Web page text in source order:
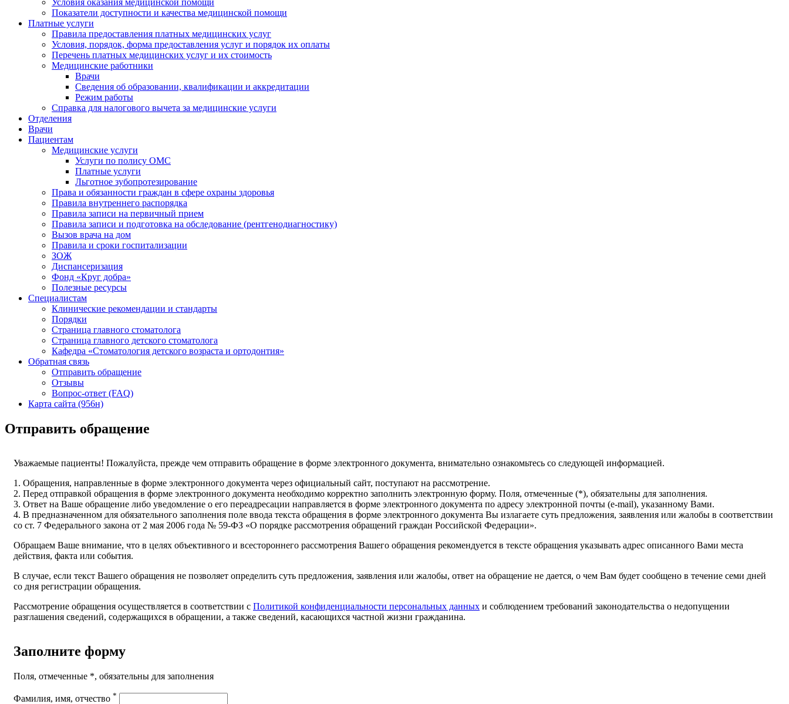
Условия оказания медицинской помощи
Показатели доступности и качества медицинской помощи
Платные услуги
Правила предоставления платных медицинских услуг
Условия, порядок, форма предоставления услуг и порядок их оплаты
Перечень платных медицинских услуг и их стоимость
Медицинские работники
Врачи
Сведения об образовании, квалификации и аккредитации
Режим работы
Справка для налогового вычета за медицинские услуги
Отделения
Врачи
Пациентам
Медицинские услуги
Услуги по полису ОМС
Платные услуги
Льготное зубопротезирование
Права и обязанности граждан в сфере охраны здоровья
Правила внутреннего распорядка
Правила записи на первичный прием
Правила записи и подготовка на обследование (рентгенодиагностику)
Вызов врача на дом
Правила и сроки госпитализации
ЗОЖ
Диспансеризация
Фонд «Круг добра»
Полезные ресурсы
Специалистам
Клинические рекомендации и стандарты
Порядки
Страница главного стоматолога
Страница главного детского стоматолога
Кафедра «Стоматология детского возраста и ортодонтия»
Обратная связь
Отправить обращение
Отзывы
Вопрос-ответ (FAQ)
Карта сайта (956н)
Отправить обращение
Уважаемые пациенты! Пожалуйста, прежде чем отправить обращение в форме электронного документа, внимательно ознакомьтесь со следующей информацией.
1. Обращения, направленные в форме электронного документа через официальный сайт, поступают на рассмотрение.
2. Перед отправкой обращения в форме электронного документа необходимо корректно заполнить электронную форму. Поля, отмеченные (*), обязательны для заполнения.
3. Ответ на Ваше обращение либо уведомление о его переадресации направляется в форме электронного документа по адресу электронной почты (e-mail), указанному Вами.
4. В предназначенном для обязательного заполнения поле ввода текста обращения в форме электронного документа Вы излагаете суть предложения, заявления или жалобы в соответствии
со ст. 7 Федерального закона от 2 мая 2006 года № 59-ФЗ «О порядке рассмотрения обращений граждан Российской Федерации».
Обращаем Ваше внимание, что в целях объективного и всестороннего рассмотрения Вашего обращения рекомендуется в тексте обращения указывать адрес описанного Вами места
действия, факта или события.
В случае, если текст Вашего обращения не позволяет определить суть предложения, заявления или жалобы, ответ на обращение не дается, о чем Вам будет сообщено в течение семи дней
со дня регистрации обращения.
Рассмотрение обращения осуществляется в соответствии с Политикой конфиденциальности персональных данных и соблюдением требований законодательства о недопущении
разглашения сведений, содержащихся в обращении, а также сведений, касающихся частной жизни гражданина.
Заполните форму
Поля, отмеченные *, обязательны для заполнения
Фамилия, имя, отчество *